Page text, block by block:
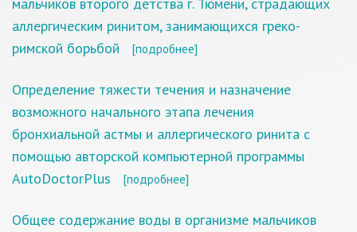
аллергическим ринитом, занимающихся греко-
римской борьбой
[подробнее]
Определение тяжести течения и назначение
возможного начального этапа лечения
бронхиальной астмы и аллергического ринита с
помощью авторской компьютерной программы
AutoDoctorPlus
[подробнее]
Общее содержание воды в организме мальчиков